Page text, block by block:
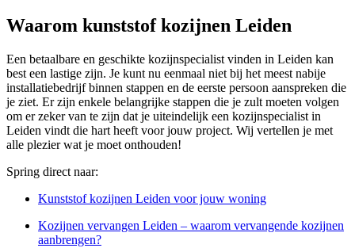
Waarom kunststof kozijnen Leiden
Een betaalbare en geschikte kozijnspecialist vinden in Leiden kan
best een lastige zijn. Je kunt nu eenmaal niet bij het meest nabije
installatiebedrijf binnen stappen en de eerste persoon aanspreken die
je ziet. Er zijn enkele belangrijke stappen die je zult moeten volgen
om er zeker van te zijn dat je uiteindelijk een kozijnspecialist in
Leiden vindt die hart heeft voor jouw project. Wij vertellen je met
alle plezier wat je moet onthouden!
Spring direct naar:
Kunststof kozijnen Leiden voor jouw woning
Kozijnen vervangen Leiden – waarom vervangende kozijnen
aanbrengen?